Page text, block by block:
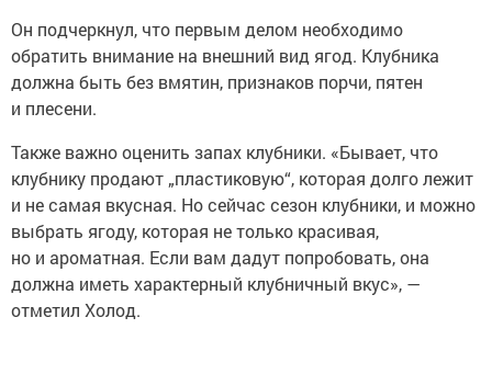
Он подчеркнул, что первым делом необходимо
обратить внимание на внешний вид ягод. Клубника
должна быть без вмятин, признаков порчи, пятен
и плесени.
Также важно оценить запах клубники. «Бывает, что
клубнику продают „пластиковую“, которая долго лежит
и не самая вкусная. Но сейчас сезон клубники, и можно
выбрать ягоду, которая не только красивая,
но и ароматная. Если вам дадут попробовать, она
должна иметь характерный клубничный вкус», —
отметил Холод.